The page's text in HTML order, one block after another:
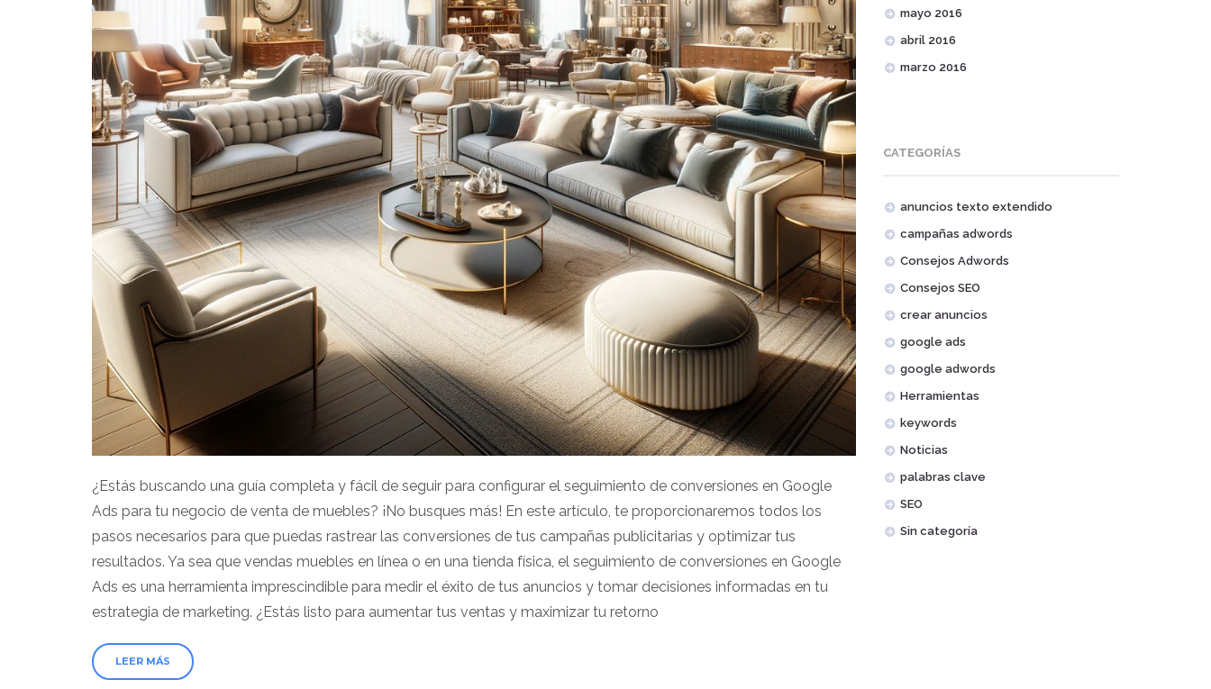
¿Estás buscando una guía completa y fácil de seguir para configurar el seguimiento de conversiones en Google
Ads para tu negocio de venta de muebles? ¡No busques más! En este artículo, te proporcionaremos todos los
pasos necesarios para que puedas rastrear las conversiones de tus campañas publicitarias y optimizar tus
resultados. Ya sea que vendas muebles en línea o en una tienda física, el seguimiento de conversiones en Google
Ads es una herramienta imprescindible para medir el éxito de tus anuncios y tomar decisiones informadas en tu
estrategia de marketing. ¿Estás listo para aumentar tus ventas y maximizar tu retorno
LEER MÁS
mayo 2016
abril 2016
marzo 2016
CATEGORÍAS
anuncios texto extendido
campañas adwords
Consejos Adwords
Consejos SEO
crear anuncios
google ads
google adwords
Herramientas
keywords
Noticias
palabras clave
SEO
Sin categoría